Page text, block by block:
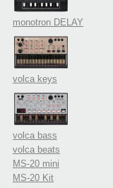
monotron DELAY
volca keys
volca bass
volca beats
MS-20 mini
MS-20 Kit